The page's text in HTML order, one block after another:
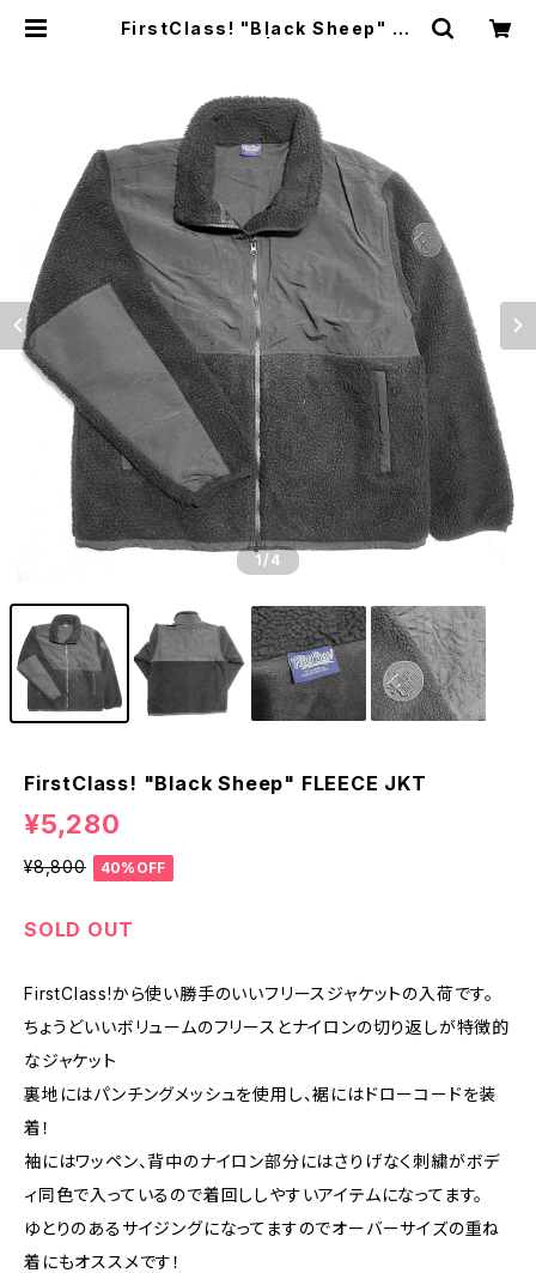
FirstClass! "Black Sheep" FL
1 /4
FirstClass! "Black Sheep" FLEECE JKT
¥5,280
¥8,800 40%OFF
SOLD OUT
FirstClass!から使い勝手のいいフリースジャケットの入荷です。
ちょうどいいボリュームのフリースとナイロンの切り返しが特徴的
なジャケット
裏地にはパンチングメッシュを使用し、裾にはドローコードを装
着！
袖にはワッペン、背中のナイロン部分にはさりげなく刺繍がボデ
ィ同色で入っているので着回ししやすいアイテムになってます。
ゆとりのあるサイジングになってますのでオーバーサイズの重ね
着にもオススメです！